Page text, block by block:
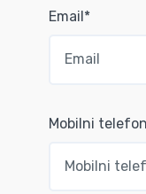
Email*
Mobilni